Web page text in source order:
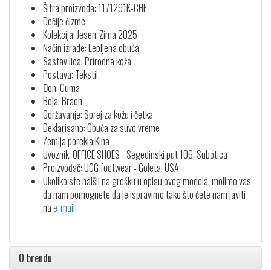
Šifra proizvoda: 1171291K-CHE
Dečije čizme
Kolekcija: Jesen-Zima 2025
Način izrade: Lepljena obuća
Sastav lica: Prirodna koža
Postava: Tekstil
Đon: Guma
Boja: Braon
Održavanje: Sprej za kožu i četka
Deklarisano: Obuća za suvo vreme
Zemlja porekla:Kina
Uvoznik: OFFICE SHOES - Segedinski put 106, Subotica
Proizvođač: UGG footwear - Goleta, USA
Ukoliko ste naišli na grešku u opisu ovog modela, molimo vas
da nam pomognete da je ispravimo tako što ćete nam javiti
nae-mail!
O brendu